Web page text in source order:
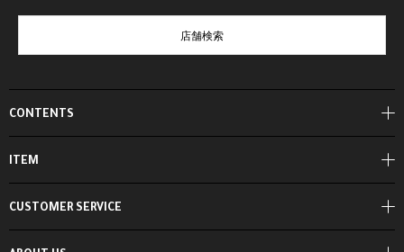
CONTENTS
ITEM
店舗検索
CUSTOMER SERVICE